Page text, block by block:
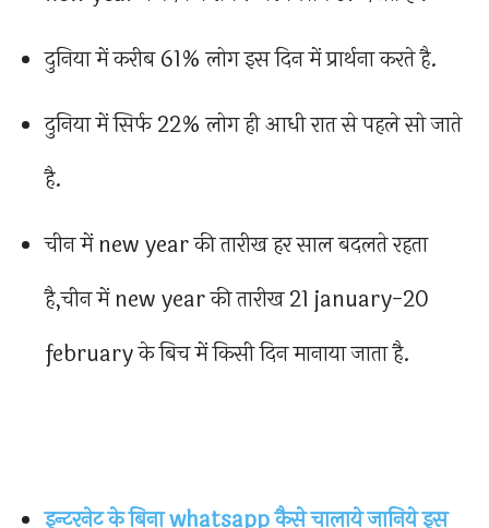
दुनिया में करीब 61% लोग इस दिन में प्रार्थना करते है.
दुनिया में सिर्फ 22% लोग ही आधी रात से पहले सो जाते
है.
चीन में new year की तारीख हर साल बदलते रहता
है,चीन में new year की तारीख 21 january-20
february के बिच में किसी दिन मानाया जाता है.
इन्टरनेट के बिना whatsapp कैसे चालाये जानिये इस